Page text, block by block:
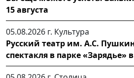
15 августа
05.08.2026 г. Культура
Русский театр им. А.С.
спектакля в парке «Зарядье»